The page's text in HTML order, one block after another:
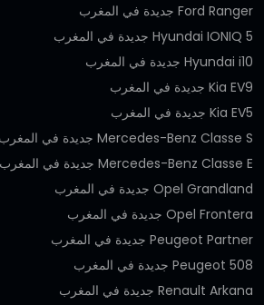
Ford Ranger جديدة في المغرب
Hyundai IONIQ 5 جديدة في المغرب
Hyundai i10 جديدة في المغرب
Kia EV9 جديدة في المغرب
Kia EV5 جديدة في المغرب
Mercedes-Benz Classe S جديدة في المغرب
Mercedes-Benz Classe E جديدة في المغرب
Opel Grandland جديدة في المغرب
Opel Frontera جديدة في المغرب
Peugeot Partner جديدة في المغرب
Peugeot 508 جديدة في المغرب
Renault Arkana جديدة في المغرب